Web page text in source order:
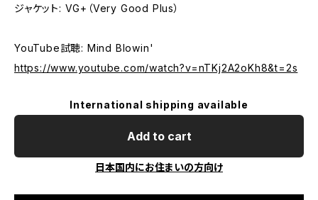
ジャケット: VG+（Very Good Plus）
YouTube試聴: Mind Blowin'
https://www.youtube.com/watch?v=nTKj2A2oKh8&t=2s
International shipping available
Add to cart
日本国内にお住まいの方向け